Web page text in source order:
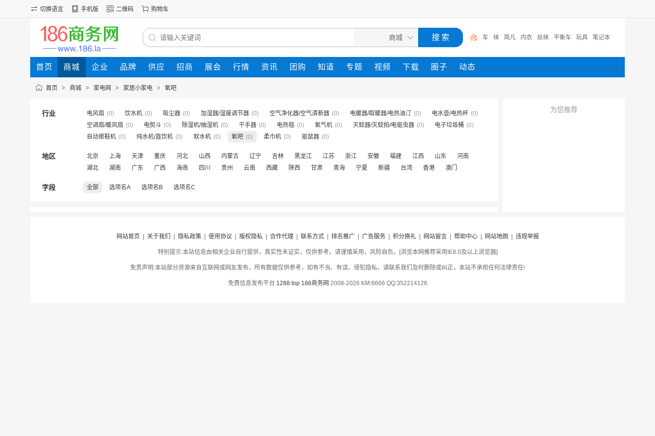
切换语言 手机版 二维码 购物车
车 袜 简凡 内衣 丝袜 平衡车 玩具 笔记本
首页 商城 企业 品牌 供应 招商 展会 行情 资讯 团购 知道 专题 视频 下载 圈子 动态
首页 > 商城 > 家电网 > 家居小家电 > 氧吧
行业 电风扇 (0) 饮水机 (0) 吸尘器 (0) 加湿器/湿度调节器 (0) 空气净化器/空气清新器 (0) 电暖器/取暖器/电热油汀 (0) 电水壶/电热杯 (0)
空调扇/暖风扇 (0) 电熨斗 (0) 除湿机/抽湿机 (0) 干手器 (0) 电热毯 (0) 氧气机 (0) 灭蚊器/灭蚊拍/电驱虫器 (0) 电子垃圾桶 (0)
自动擦鞋机 (0) 纯水机/直饮机 (0) 软水机 (0) 氧吧 (0) 柔巾机 (0) 驱鼠器 (0)
地区 北京 上海 天津 重庆 河北 山西 内蒙古 辽宁 吉林 黑龙江 江苏 浙江 安徽 福建 江西 山东
河南
湖北
湖南 广东 广西 海南 四川 贵州 云南 西藏 陕西 甘肃 青海 宁夏 新疆 台湾 香港 澳门
字段 全部 选项名A 选项名B 选项名C
为您推荐
网站首页 关于我们 隐私政策| 使用协议 版权隐私| 合作代理| 联系方式| 排名推广| 广告服务| 积分换礼| 网站留言| 帮助中心| 网站地图 违规举报
特别提示:本站信息由相关企业自行提供，真实性未证实，仅供参考。请谨慎采用，风险自负。[浏览本网推荐采用IE8.0及以上浏览器]
免责声明:本站部分资源来自互联网或网友发布，所有数据仅供参考，如有不当、有误、侵犯隐私，请联系我们及时删除或纠正，本站不承担任何法律责任!
免费信息发布平台 1288.top 186商务网 2008-2026 KM:6666 QQ:352214126